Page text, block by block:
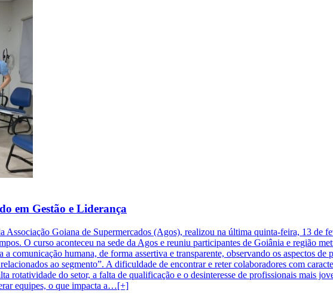
em Gestão e Liderança
Associação Goiana de Supermercados (Agos), realizou na última quinta-feira, 13 de
O curso aconteceu na sede da Agos e reuniu participantes de Goiânia e região
comunicação humana, de forma assertiva e transparente, observando os aspectos
ao segmento”. A dificuldade de encontrar e reter colaboradores com
rotatividade do setor, a falta de qualificação e o desinteresse de profissionais mais
equipes, o que impacta a…[+]